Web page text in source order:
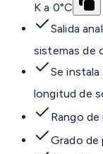
K a 0°C
Salida
sistemas de
Se
longitud de
Rango
Grado